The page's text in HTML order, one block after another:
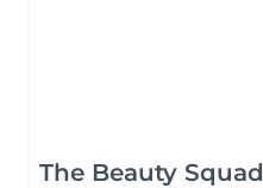
The Beauty Squad